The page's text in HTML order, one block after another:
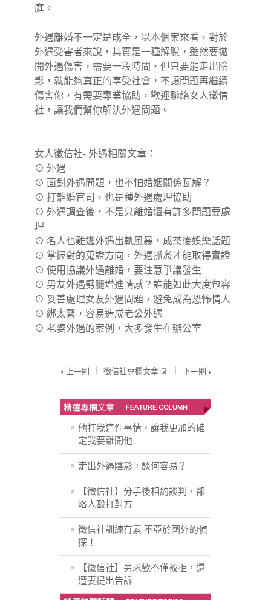
庭。
外遇離婚不一定是成全，以本個案來看，對於
外遇受害者來說，其實是一種解脫，雖然要拋
開外遇傷害，需要一段時間，但只要能走出陰
影，就能夠真正的享受社會，不讓問題再繼續
傷害你，有需要專業協助，歡迎聯絡女人徵信
社，讓我們幫你解決外遇問題。
女人徵信社- 外遇相關文章：
⊙外遇
⊙ 面對外遇問題，也不怕婚姻關係瓦解？
⊙打離婚官司，也是種外遇處理協助
⊙外遇調查後，不是只離婚還有許多問題要處
理
⊙名人也難逃外遇出軌風暴，成茶後娛樂話題
⊙ 掌握對的蒐證方向，外遇抓姦才能取得實證
⊙使用協議外遇離婚，要注意爭議發生
⊙ 男友外遇劈腿增進情感？誰能如此大度包容
⊙ 妥善處理女友外遇問題，避免成為恐怖情人
⊙綁太緊，容易造成老公外遇
⊙老婆外遇的案例，大多發生在辦公室
上一則 徵信社專欄文章 下一則
他打我這件事情，讓我更加的確
定我要離開他
走出外遇陰影，談何容易？
【徵信社】分手後相約談判，卻
烙人毆打對方
徵信社訓練有素 不亞於國外的偵
探！
【徵信社】男求歡不僅被拒，還
遭妻提出告訴